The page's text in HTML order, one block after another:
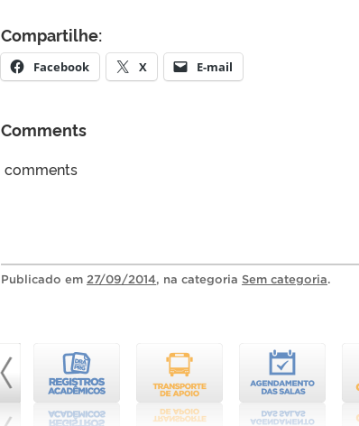
Compartilhe:
Facebook X E-mail
Comments
comments
Publicado em 27/09/2014, na categoria Sem categoria.